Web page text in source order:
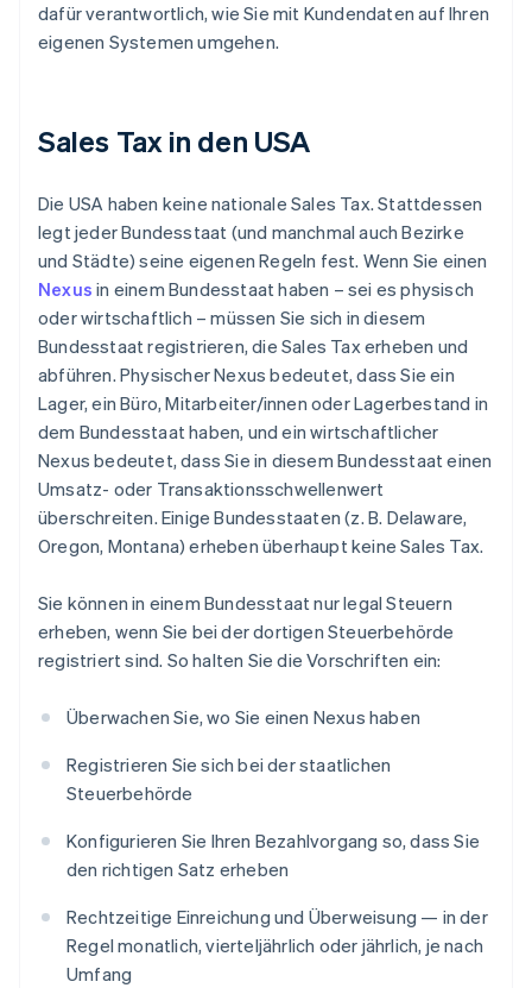
dafür verantwortlich, wie Sie mit Kundendaten auf Ihren
eigenen Systemen umgehen.
Sales Tax in den USA
Die USA haben keine nationale Sales Tax. Stattdessen
legt jeder Bundesstaat (und manchmal auch Bezirke
und Städte) seine eigenen Regeln fest. Wenn Sie einen
Nexus in einem Bundesstaat haben – sei es physisch
oder wirtschaftlich – müssen Sie sich in diesem
Bundesstaat registrieren, die Sales Tax erheben und
abführen. Physischer Nexus bedeutet, dass Sie ein
Lager, ein Büro, Mitarbeiter/innen oder Lagerbestand in
dem Bundesstaat haben, und ein wirtschaftlicher
Nexus bedeutet, dass Sie in diesem Bundesstaat einen
Umsatz- oder Transaktionsschwellenwert
überschreiten. Einige Bundesstaaten (z. B. Delaware,
Oregon, Montana) erheben überhaupt keine Sales Tax.
Sie können in einem Bundesstaat nur legal Steuern
erheben, wenn Sie bei der dortigen Steuerbehörde
registriert sind. So halten Sie die Vorschriften ein:
Überwachen Sie, wo Sie einen Nexus haben
Registrieren Sie sich bei der staatlichen
Steuerbehörde
Konfigurieren Sie Ihren Bezahlvorgang so, dass Sie
den richtigen Satz erheben
Rechtzeitige Einreichung und Überweisung — in der
Regel monatlich, vierteljährlich oder jährlich, je nach
Umfang